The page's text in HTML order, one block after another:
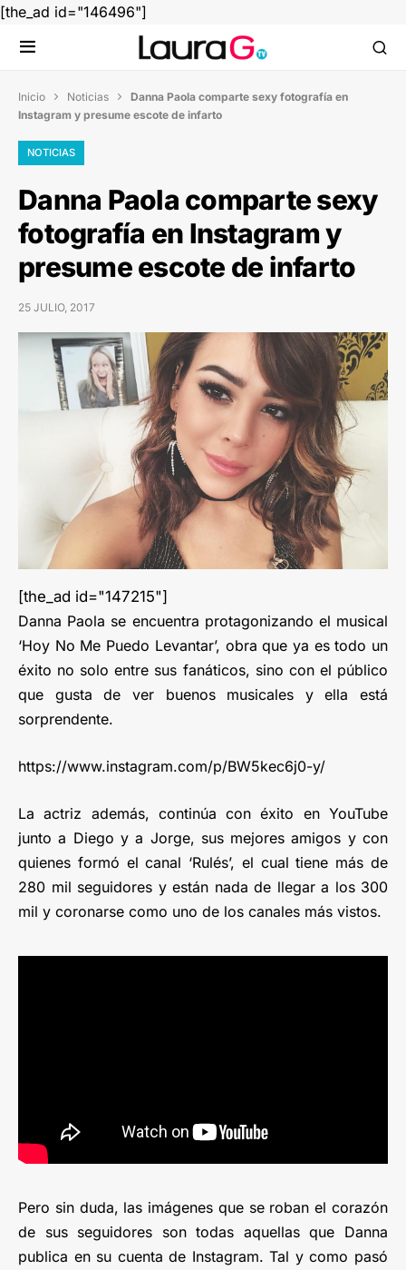
[the_ad id="146496"]
Inicio  Noticias  Danna Paola comparte sexy fotografía en
Instagram y presume escote de infarto
NOTICIAS
Danna Paola comparte sexy
fotografía en Instagram y
presume escote de infarto
25 JULIO, 2017
[the_ad id="147215"]
Danna Paola se encuentra protagonizando el musical
‘Hoy No Me Puedo Levantar’, obra que ya es todo un
éxito no solo entre sus fanáticos, sino con el público
que gusta de ver buenos musicales y ella está
sorprendente.
https://www.instagram.com/p/BW5kec6j0-y/
La actriz además, continúa con éxito en YouTube
junto a Diego y a Jorge, sus mejores amigos y con
quienes formó el canal ‘Rulés’, el cual tiene más de
280 mil seguidores y están nada de llegar a los 300
mil y coronarse como uno de los canales más vistos.
Pero sin duda, las imágenes que se roban el corazón
de sus seguidores son todas aquellas que Danna
publica en su cuenta de Instagram. Tal y como pasó